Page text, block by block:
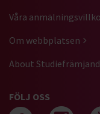
Våra
Om webbplatsen
About
FÖLJ OSS